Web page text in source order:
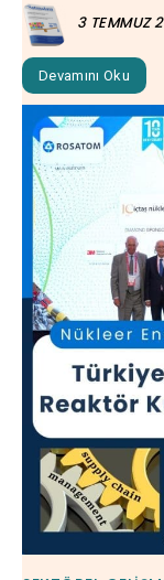
3 TEMMUZ
Devamını Oku